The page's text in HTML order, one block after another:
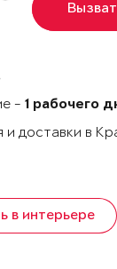
-1 рабочего
и доставки в
в интерьере